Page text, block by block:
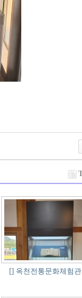
[] 옥천전통문화체험관